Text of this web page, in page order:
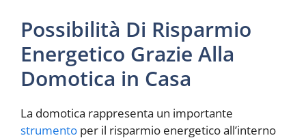
Possibilità Di Risparmio
Energetico Grazie Alla
Domotica in Casa
La domotica rappresenta un importante
strumento per il risparmio energetico all’interno